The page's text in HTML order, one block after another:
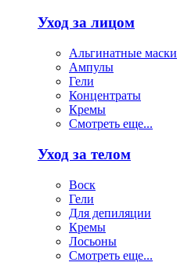
Уход за лицом
Альгинатные маски
Ампулы
Гели
Концентраты
Кремы
Смотреть еще...
Уход за телом
Воск
Гели
Для депиляции
Кремы
Лосьоны
Смотреть еще...